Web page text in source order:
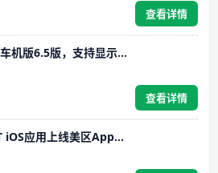
查看详情
高德地图车机版6.5版，支持显示信号灯等待时间
查看详情
ChatGPT iOS应用上线美区AppStore，开启智能交流新纪元